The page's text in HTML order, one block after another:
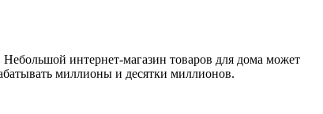
Небольшой интернет-магазин товаров для дома может
миллионы и десятки миллионов.